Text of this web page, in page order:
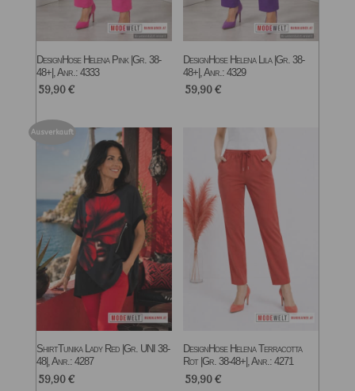
DesignHose Helena Pink |Gr. 38-
48+|, Anr.: 4333
59,90€
DesignHose Helena Lila |Gr. 38-
48+|, Anr.: 4329
59,90€
Ausverkauft
ShirtTunika Lady Red |Gr. UNI 38-
48|, Anr.: 4287
59,90€
DesignHose Helena Terracotta
Rot |Gr. 38-48+|, Anr.: 4271
59,90€